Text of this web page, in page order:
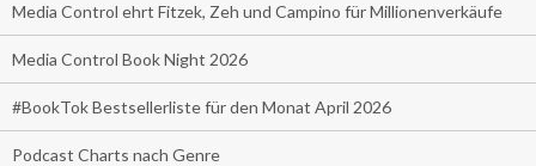
Media Control ehrt Fitzek, Zeh und Campino für Millionenverkäufe
Media Control Book Night 2026
#BookTok Bestsellerliste für den Monat April 2026
Podcast Charts nach Genre